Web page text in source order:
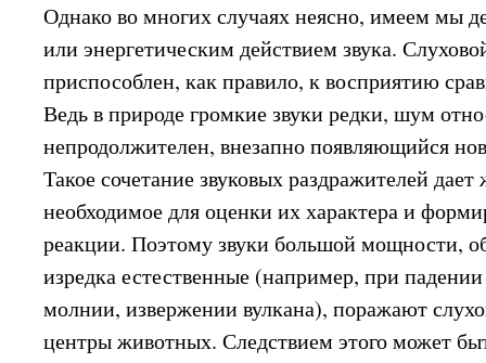
Однако во многих случаях неясно, имеем мы
или энергетическим действием звука.
приспособлен, как правило, к восприятию
Ведь в природе громкие звуки редки, шум
непродолжителен, внезапно появляющийся
Такое сочетание звуковых раздражителей
необходимое для оценки их характера и
реакции. Поэтому звуки большой мощности,
изредка естественные (например, при
молнии, извержении вулкана), поражают
центры животных. Следствием этого может